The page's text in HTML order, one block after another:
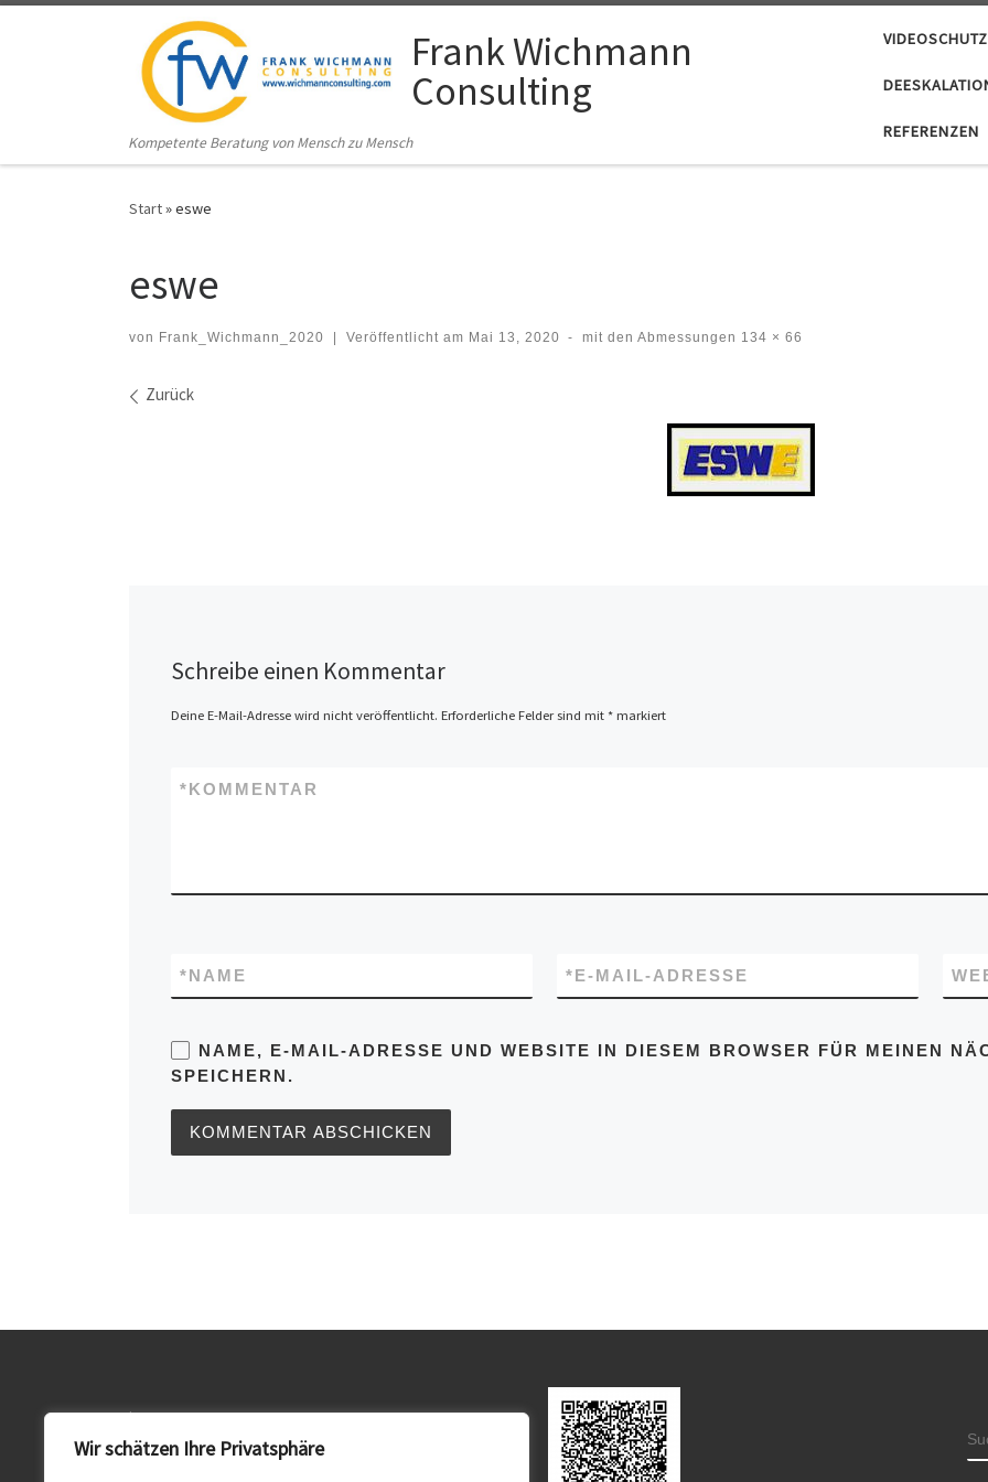
Wir schätzen Ihre Privatsphäre
Zum Inhalt springen
Frank Wichmann
Consulting
Kompetente Beratung von Mensch zu Mensch
VIDEOSCHUTZ
REFERENZEN
Start»eswe
eswe
von Frank_Wichmann_2020 Veröffentlicht am Mai 13, 2020 - mit den Abmessungen 134 × 66
Bilder Navigation
Zurück
Schreibe einen Kommentar
Deine E-Mail-Adresse wird nicht veröffentlicht. Erforderliche Felder sind mit *markiert
KOMMENTAR
*
NAME
* E-MAIL-ADRESSE
*
NAME, E-MAIL-ADRESSE UND WEBSITE IN DIESEM BROWSER FÜR MEINEN
SPEICHERN.
Impressum
Datenschutz